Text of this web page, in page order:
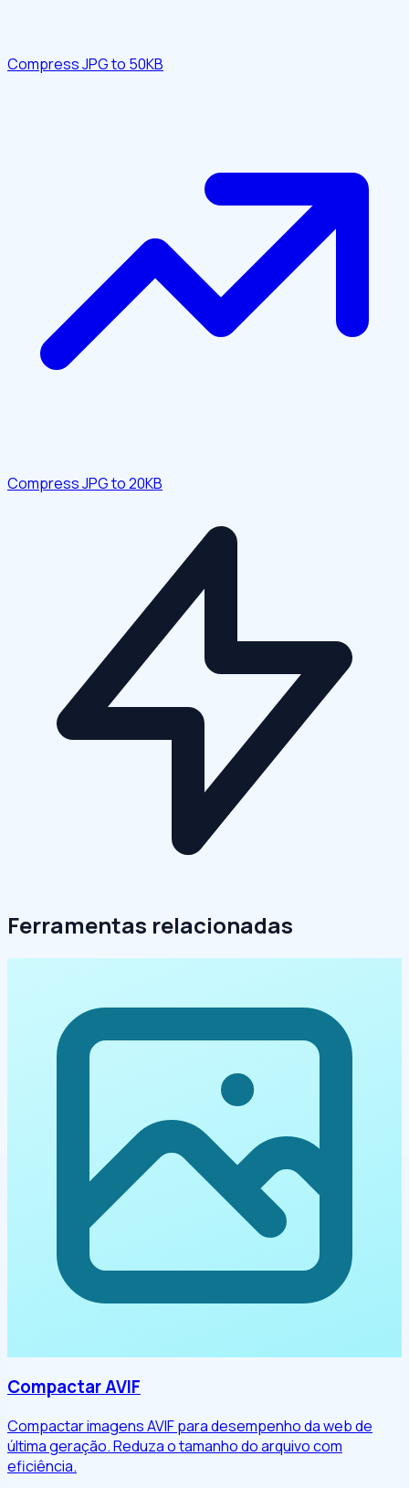
Compress JPG to 50KB
Compress JPG to 20KB
Ferramentas relacionadas
Compactar AVIF
Compactar imagens AVIF para desempenho da web de
última geração. Reduza o tamanho do arquivo com
eficiência.